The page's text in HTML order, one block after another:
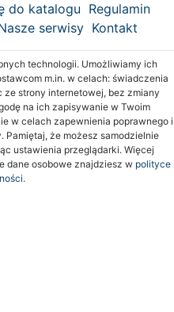
do katalogu Regulamin
serwisy Kontakt
technologii. Umożliwiamy ich
m.in. w celach: świadczenia
ze strony internetowej, bez zmiany
na ich zapisywanie w Twoim
w celach zapewnienia poprawnego i
że możesz samodzielnie
ustawienia przeglądarki. Więcej
dane osobowe znajdziesz w polityce